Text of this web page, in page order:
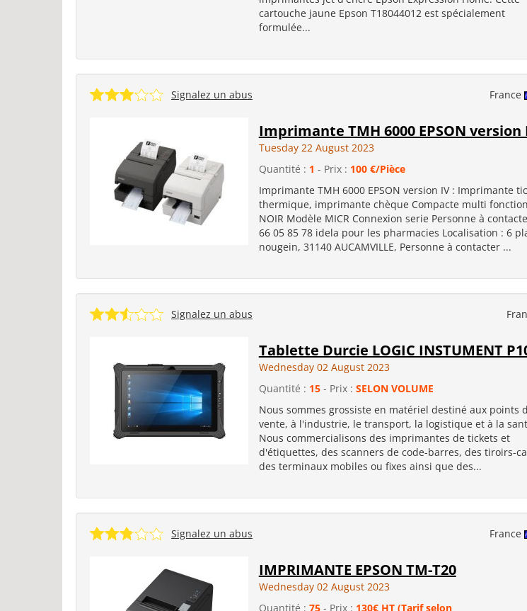
cartouche jaune Epson T18044012 est spécialement
formulée...
France
Signalez un abus
Imprimante TMH 6000 EPSON version
Tuesday 22 August 2023
Quantité : 1 - Prix : 100 €/Pièce
Imprimante TMH 6000 EPSON version IV : Imprimante
thermique, imprimante chèque Compacte multi
NOIR Modèle MICR Connexion serie Personne à
66 05 85 78 idela pour les pharmacies Localisation : 6
nougein, 31140 AUCAMVILLE, Personne à contacter ...
Signalez un abus
Tablette Durcie LOGIC INSTUMENT
Wednesday 02 August 2023
Quantité : 15- Prix : SELON VOLUME
Nous sommes grossiste en matériel destiné aux points
vente, à l'industrie, le transport, la logistique et à la
Nous commercialisons des imprimantes de tickets et
d'étiquettes, des scanners de code-barres, des tiroirs-
des terminaux mobiles ou fixes ainsi que des...
France
Signalez un abus
IMPRIMANTE EPSON TM-T20
Wednesday 02 August 2023
Quantité : 75- Prix : 130€ HT (Tarif selon